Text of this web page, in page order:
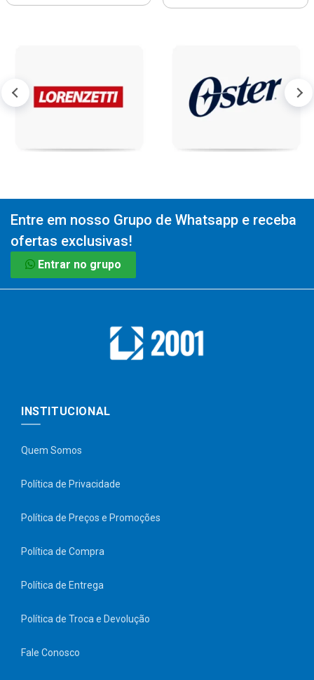
Entre em nosso Grupo de Whatsapp e receba
ofertas exclusivas!
Entrar no grupo
INSTITUCIONAL
Quem Somos
Política de Privacidade
Política de Preços e Promoções
Política de Compra
Política de Entrega
Política de Troca e Devolução
Fale Conosco